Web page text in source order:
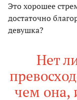
Это хорошее
достаточно
девушка?
Нет
чем она,